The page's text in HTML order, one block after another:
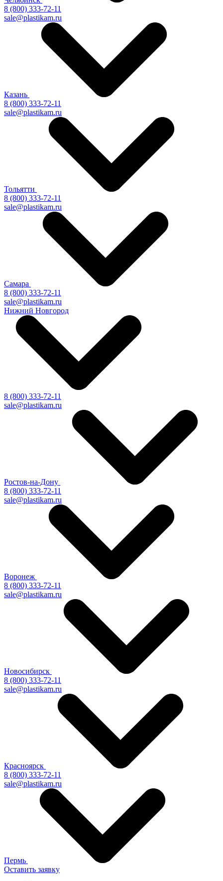
8 (800) 333-72-11
sale@plastikam.ru
Казань
8 (800) 333-72-11
sale@plastikam.ru
Тольятти
8 (800) 333-72-11
sale@plastikam.ru
Самара
8 (800) 333-72-11
sale@plastikam.ru
Нижний Новгород
8 (800) 333-72-11
sale@plastikam.ru
Ростов-на-Дону
8 (800) 333-72-11
sale@plastikam.ru
Воронеж
8 (800) 333-72-11
sale@plastikam.ru
Новосибирск
8 (800) 333-72-11
sale@plastikam.ru
Красноярск
8 (800) 333-72-11
sale@plastikam.ru
Пермь
Оставить заявку